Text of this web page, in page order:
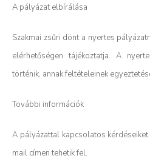
A pályázat elbírálása
Szakmai zsűri dönt a nyertes
elérhetőségen tájékoztatja. A
történik, annak feltételeinek
További információk
A pályázattal kapcsolatos
mail címen tehetik fel.